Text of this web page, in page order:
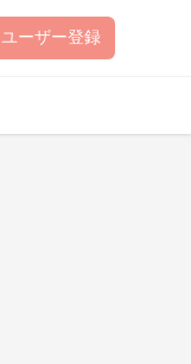
ユーザー登録